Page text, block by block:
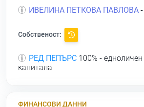
ИВЕЛИНА ПЕТКОВА ПАВЛОВА
Собственост:
РЕД ПЕПЪРС 100% -
капитала
ФИНАНСОВИ ДАННИ